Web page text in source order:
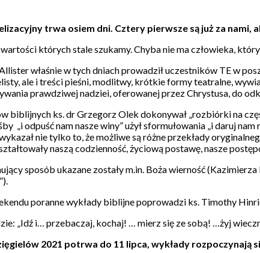
trwa osiem dni. Cztery pierwsze są już za nami,
których stale szukamy. Chyba nie ma człowieka,
właśnie w tych dniach prowadził uczestników TE w
ale i treści pieśni, modlitwy, krótkie formy teatralne,
prawdziwej nadziei, oferowanej przez Chrystusa, do
biblijnych ks. dr Grzegorz Olek dokonywał „rozbiórki na
„i odpuść nam nasze winy” użył sformułowania „i daruj
nie tylko to, że możliwe są różne przekłady
naszą codzienność, życiową postawę, nasze
sposób ukazane zostały m.in. Boża wierność
poranne wykłady biblijne poprowadzi ks. Timothy
„Idź i… przebaczaj, kochaj! … mierz się ze sobą! …żyj
2021 potrwa do 11 lipca, wykłady rozpoczynają